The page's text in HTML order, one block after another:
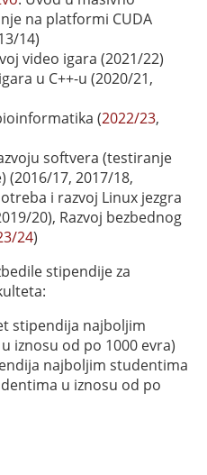
na platformi CUDA
14)
video igara (2021/22)
u C++-u (2020/21,
(2022/23,
softvera (testiranje
(2016/17, 2017/18,
i razvoj Linux jezgra
20), Razvoj bezbednog
24)
stipendije za
stipendija najboljim
iznosu od po 1000 evra)
najboljim studentima
u iznosu od po